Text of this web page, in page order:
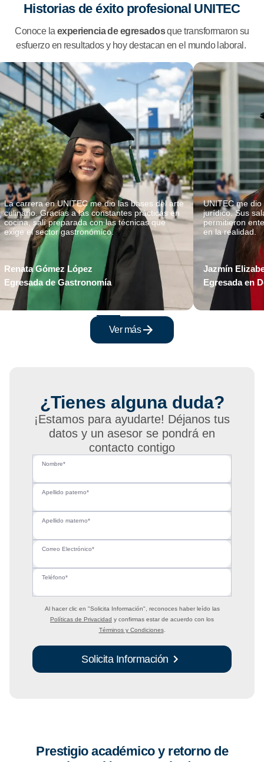
Historias de éxito profesional UNITEC
Conoce la experiencia de egresadosque transformaron su
esfuerzo en resultados y hoy destacan en el mundo laboral.
La carrera en UNITEC me dio las bases del arte
culinario. Gracias a las constantes prácticas en
cocina, salí preparada con las técnicas que
exige el sector gastronómico.
Renata Gómez López
Egresada de Gastronomía
UNITEC me
jurídico. Sus
permitieron
en la realidad.
Jazmín
Egresada en
Ver más
¿Tienes alguna duda?
¡Estamos para ayudarte! Déjanos tus
datos y un asesor se pondrá en
contacto contigo
Nombre*
Apellido paterno*
Apellido materno*
Correo Electrónico*
Teléfono*
Al hacer clic en "Solicita Información" , reconoces haber leído las
Políticas de Privacidad y confirmas estar de acuerdo con los
Términos y Condiciones.
Solicita Información
Prestigio académico y retorno de